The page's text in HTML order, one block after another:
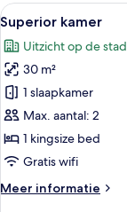
Alle
foto's
voor
Superior
kamer
laden
4
Superior kamer
Uitzicht op de stad
30 m²
1 slaapkamer
Max. aantal: 2
1 kingsize bed
Gratis wifi
Meer informatie
Meer